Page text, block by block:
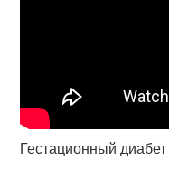
Гестационный